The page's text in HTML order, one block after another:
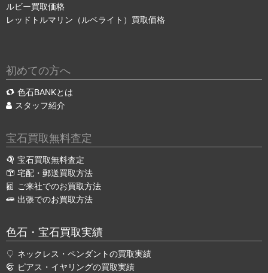
ルビー買取価格
レッドトルマリン（ルベライト）買取価格
初めての方へ
色石BANKとは
スタッフ紹介
宝石買取無料査定
宝石買取無料査定
宅配・郵送買取方法
ご来社でのお買取方法
出張でのお買取方法
色石・宝石買取実績
ネックレス・ペンダントの買取実績
ピアス・イヤリングの買取実績